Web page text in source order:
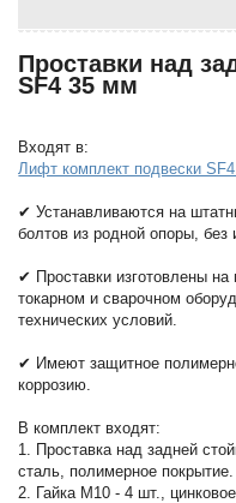
Проставки над
SF4 35 мм
Входят в:
Лифт комплект подвески
✔ Устанавливаются на
болтов из родной опоры, без
✔ Проставки изготовлены
токарном и сварочном
технических условий.
✔ Имеют защитное
коррозию.
В комплект входят:
1. Проставка над задней
сталь, полимерное покрытие.
2. Гайка М10 - 4 шт., цинковое